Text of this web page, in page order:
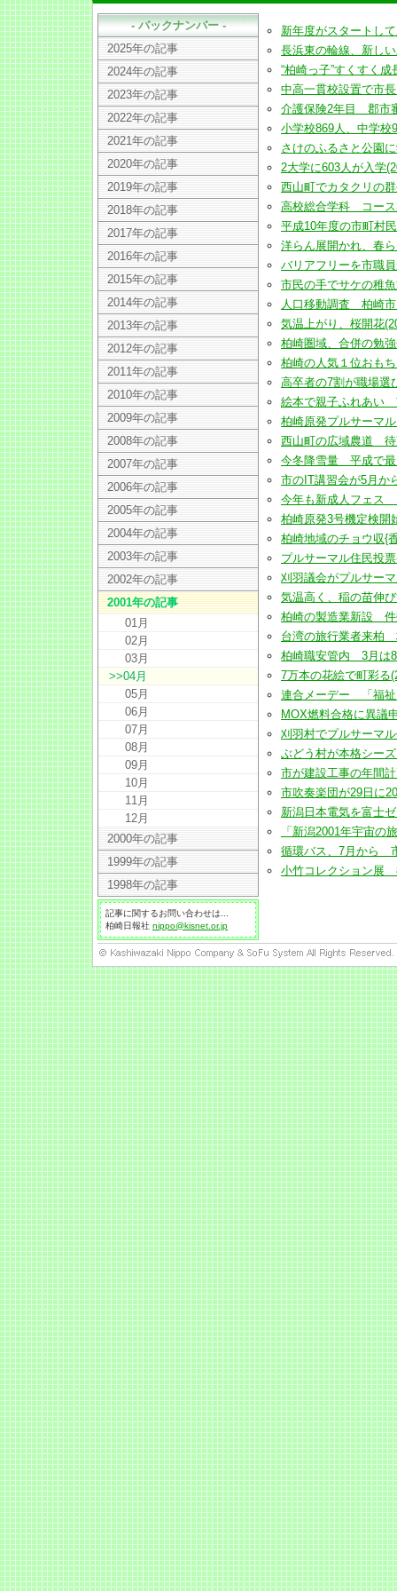
新年度がスタートし
長浜東の輪線、新し
“柏崎っ子”すくすく
中高一貫校設置で市
介護保険2年目 郡市
小学校869人、中学校
さけのふるさと公園
2大学に603人が入学
西山町でカタクリの
高校総合学科 コース
平成10年度の市町村
洋らん展開かれ、春
バリアフリーを市職
市民の手でサケの稚
人口移動調査 柏崎市
気温上がり、桜開花
柏崎圏域、合併の勉
柏崎の人気１位おも
高卒者の7割が職場選
絵本で親子ふれあい
柏崎原発プルサーマ
西山町の広域農道 待
今冬降雪量 平成で最
市のIT講習会が5月
今年も新成人フェス
柏崎原発3号機定検
柏崎地域のチョウ収{
プルサーマル住民投
刈羽議会がプルサー
気温高く、稲の苗伸
柏崎の製造業新設 件
台湾の旅行業者来柏
柏崎職安管内 3月は8
7万本の花絵で町彩る
連合メーデー 「福祉
MOX燃料合格に異議
刈羽村でプルサーマ
ぶどう村が本格シー
市が建設工事の年間
市吹奏楽団が29日に
新潟日本電気を富士
「新潟2001年宇宙の
循環バス、7月から
小竹コレクション展
- バックナンバー -
2025年の記事
2024年の記事
2023年の記事
2022年の記事
2021年の記事
2020年の記事
2019年の記事
2018年の記事
2017年の記事
2016年の記事
2015年の記事
2014年の記事
2013年の記事
2012年の記事
2011年の記事
2010年の記事
2009年の記事
2008年の記事
2007年の記事
2006年の記事
2005年の記事
2004年の記事
2003年の記事
2002年の記事
2001年の記事
01月
02月
03月
>>04月
05月
06月
07月
08月
09月
10月
11月
12月
2000年の記事
1999年の記事
1998年の記事
記事に関するお問い合わせは...
柏崎日報社 nippo@kisnet.or.jp